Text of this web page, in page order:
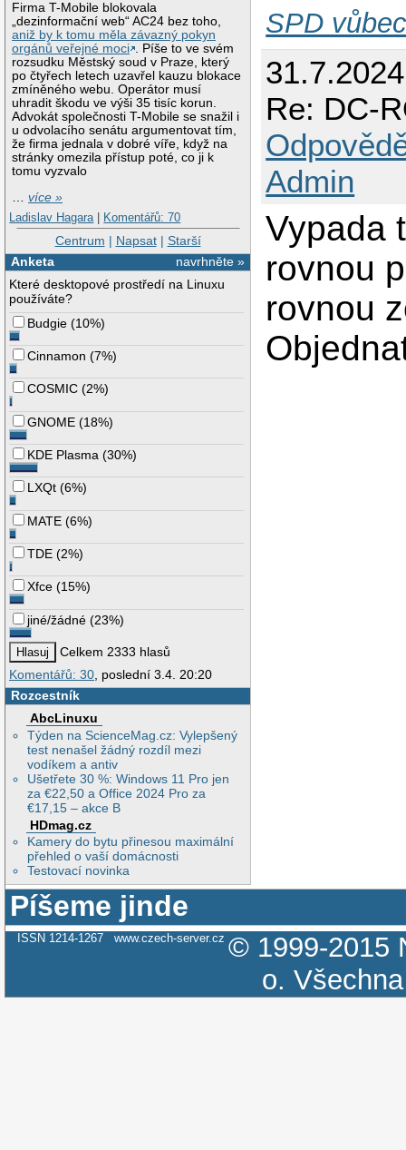
Firma T-Mobile blokovala
„dezinformační web“ AC24 bez toho,
aniž by k tomu měla závazný pokyn
orgánů veřejné moci . Píše to ve svém
rozsudku Městský soud v Praze, který
po čtyřech letech uzavřel kauzu blokace
zmíněného webu. Operátor musí
uhradit škodu ve výši 35 tisíc korun.
Advokát společnosti T-Mobile se snažil i
u odvolacího senátu argumentovat tím,
že firma jednala v dobré víře, když na
stránky omezila přístup poté, co ji k
tomu vyzvalo
…více »
Ladislav Hagara | Komentářů: 70
Centrum | Napsat| Starší
navrhněte »
Anketa
Které desktopové prostředí na Linuxu
používáte?
Budgie (10%)
Cinnamon (7%)
COSMIC (2%)
GNOME (18%)
KDE Plasma (30%)
LXQt (6%)
MATE (6%)
TDE (2%)
Xfce (15%)
jiné/žádné (23%)
Celkem 2333 hlasů
Komentářů: 30, poslední 3.4. 20:20
Rozcestník
AbcLinuxu
Týden na ScienceMag.cz: Vylepšený
test nenašel žádný rozdíl mezi
vodíkem a antiv
Ušetřete 30 %: Windows 11 Pro jen
za €22,50 a Office 2024 Pro za
€17,15 – akce B
HDmag.cz
Kamery do bytu přinesou maximální
přehled o vaší domácnosti
Testovací novinka
SPD
Re: DC-
Admin
Vypada
rovnou
rovnou
Píšeme jinde
ISSN 1214-1267 www.czech-server.cz © 1999-2015
o.